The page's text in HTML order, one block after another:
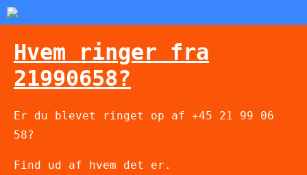
Hvem ringer fra
21990658?
Er du blevet ringet op af +45 21 99 06
58?
Find ud af hvem det er.